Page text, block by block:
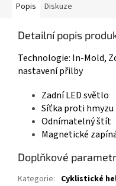
Popis Diskuze
Detailní popis
Technologie: In-Mold,
nastavení přilby
Zadní LED světlo
Síťka proti hmyzu
Odnímatelný štít
Magnetické
Doplňkové
Kategorie: Cyklistické